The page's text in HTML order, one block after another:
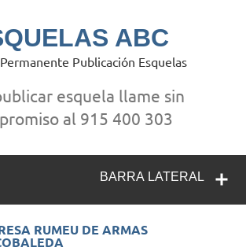
ABC
Publicación Esquelas
esquela llame sin
al 915 400 303
BARRA LATERAL
RUMEU DE ARMAS